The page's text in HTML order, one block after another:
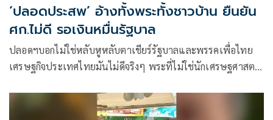
‘ปลอดประสพ’ อ้างทั้งพระทั้งชาวบ้าน ยืนยัน
ศก.ไม่ดี รอเงินหมื่นรัฐบาล
ปลอดฯบอกไม่ใช่หลับหูหลับตาเชียร์รัฐบาลและพรรคเพื่อไทย
เศรษฐกิจประเทศไทยมันไม่ดีจริงๆ พระที่ไม่ใช่นักเศรษฐศาสตร์